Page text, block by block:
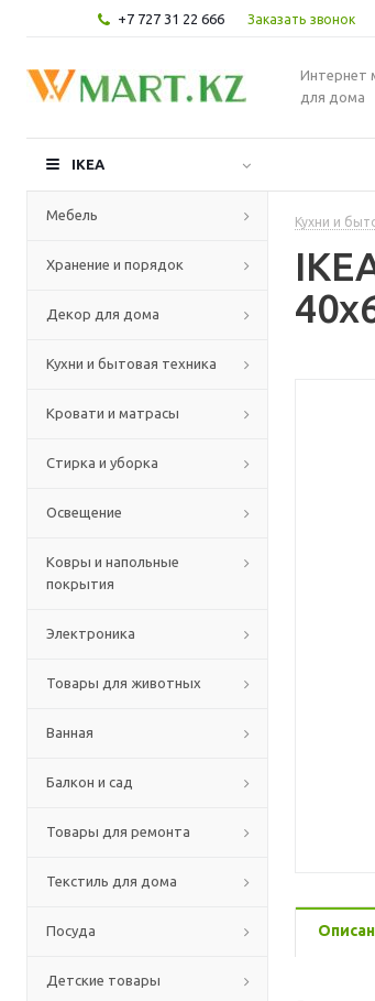
+7 727 31 22 666 Заказать звонок
Интернет
для дома
IKEA
Мебель
Хранение и порядок
Декор для дома
Кухни и бытовая техника
Кровати и матрасы
Стирка и уборка
Освещение
Ковры и напольные
покрытия
Электроника
Товары для животных
Ванная
Балкон и сад
Товары для ремонта
Текстиль для дома
Посуда
Детские товары
Кухни и